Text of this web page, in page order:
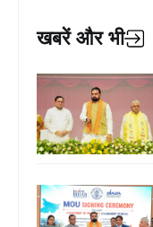
खबरें और भी